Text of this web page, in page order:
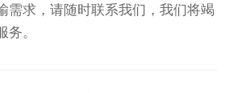
需求，请随时联系我们，我们将竭
。